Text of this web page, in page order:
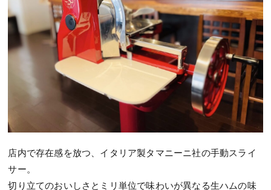
店内で存在感を放つ、イタリア製タマニーニ社の手動スライ
サー。
切り立てのおいしさとミリ単位で味わいが異なる生ハムの味